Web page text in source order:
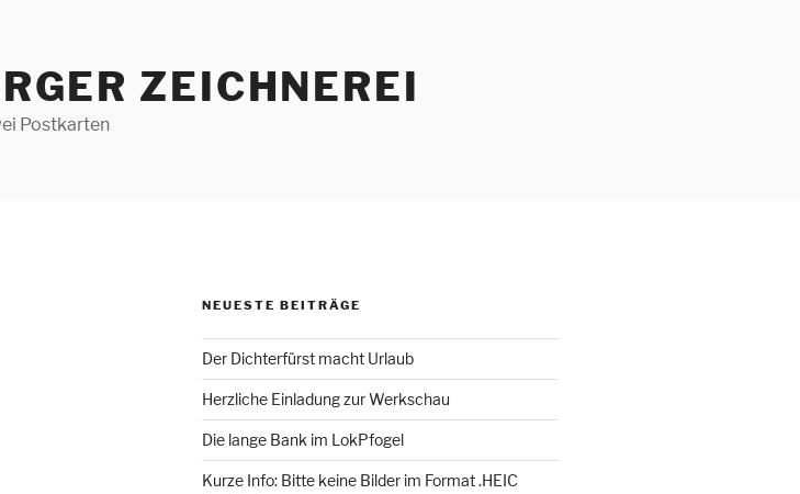
ZEICHNEREI
Postkarten
NEUESTE BEITRÄGE
Der Dichterfürst macht Urlaub
Herzliche Einladung zur Werkschau
Die lange Bank im LokPfogel
Kurze Info: Bitte keine Bilder im Format .HEIC